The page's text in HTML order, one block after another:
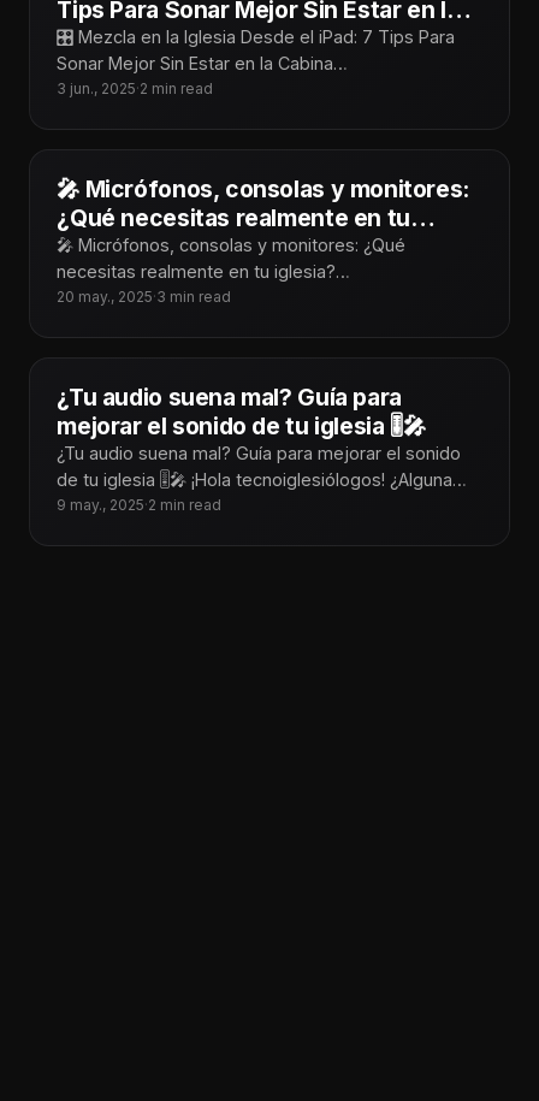
Tips Para Sonar Mejor Sin Estar en la
Cabina
🎛️ Mezcla en la Iglesia Desde el iPad: 7 Tips Para
Sonar Mejor Sin Estar en la Cabina
¡Tecnoiglesiólogos! Mezclar desde
3 jun., 2025·2 min read
🎤 Micrófonos, consolas y monitores:
¿Qué necesitas realmente en tu
iglesia?
🎤 Micrófonos, consolas y monitores: ¿Qué
necesitas realmente en tu iglesia?
¡Tecnoiglesiólogos! Cuando hablamos de audio para
20 may., 2025·3 min read
¿Tu audio suena mal? Guía para
mejorar el sonido de tu iglesia 🎚️🎤
¿Tu audio suena mal? Guía para mejorar el sonido
de tu iglesia 🎚️🎤 ¡Hola tecnoiglesiólogos! ¿Alguna
vez has estado en medio
9 may., 2025·2 min read